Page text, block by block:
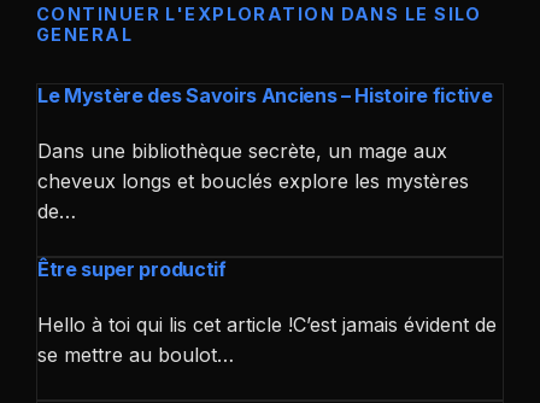
CONTINUER L'EXPLORATION DANS LE SILO
GENERAL
Le Mystère des Savoirs Anciens – Histoire fictive
Dans une bibliothèque secrète, un mage aux
cheveux longs et bouclés explore les mystères
de…
Être super productif
Hello à toi qui lis cet article !C’est jamais évident de
se mettre au boulot…